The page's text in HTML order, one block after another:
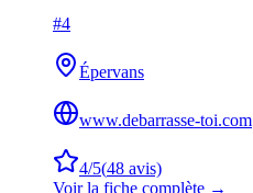
#4
Épervans
www.debarrasse-toi.com
4/5(48 avis)
Voir la fiche complète →